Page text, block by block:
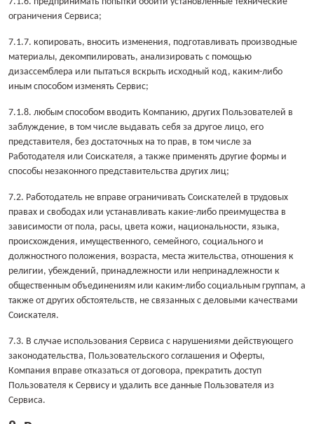
ограничения Сервиса;
7.1.7. копировать, вносить изменения, подготавливать производные
материалы, декомпилировать, анализировать с помощью
дизассемблера или пытаться вскрыть исходный код, каким-либо
иным способом изменять Сервис;
7.1.8. любым способом вводить Компанию, других Пользователей в
заблуждение, в том числе выдавать себя за другое лицо, его
представителя, без достаточных на то прав, в том числе за
Работодателя или Соискателя, а также применять другие формы и
способы незаконного представительства других лиц;
7.2. Работодатель не вправе ограничивать Соискателей в трудовых
правах и свободах или устанавливать какие-либо преимущества в
зависимости от пола, расы, цвета кожи, национальности, языка,
происхождения, имущественного, семейного, социального и
должностного положения, возраста, места жительства, отношения к
религии, убеждений, принадлежности или непринадлежности к
общественным объединениям или каким-либо социальным группам, а
также от других обстоятельств, не связанных с деловыми качествами
Соискателя.
7.3. В случае использования Сервиса с нарушениями действующего
законодательства, Пользовательского соглашения и Оферты,
Компания вправе отказаться от договора, прекратить доступ
Пользователя к Сервису и удалить все данные Пользователя из
Сервиса.